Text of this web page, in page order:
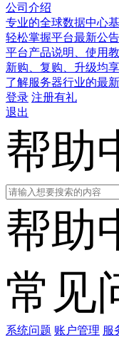
公司介绍
专业的全球数据中心
轻松掌握平台最新公
平台产品说明、使用
新购、复购、升级均
了解服务器行业的最
登录 注册有礼
退出
帮助
帮助
常见
系统问题 账户管理 服